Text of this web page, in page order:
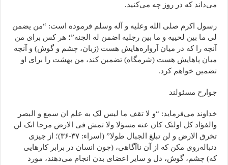
می‌داند که در روز چه می‌کنید.
رسول اکرم صلی الله وعلیه و آله وسلم فرموده است: “من یضمن
لی ما بین لحییه و ما بین رجلیه اضمن له الجنه”؛ هر کس برای من
آنچه را که در میان آرواره‌هایش هست (زبان، چشم و گوش) و آنچه
میان پاهایش هست (شرمگاه) تضمین کند، من بهشت را برای او
تضمین خواهم کرد.
جوارح مسئولند
خداوند می‌فرماید: “و لا تقف ما لیس لک به علم ان سمع و البصر
والفؤاد کل اولئک کان عنه مسؤلا ولا تمش فی الارض مرحا انک لن
تخرق الارض و لن تبلغ الجبال طولا” (اسراء: ۳۷-۳۶)؛ از چیزی
دنباله‌روی مکن که از آن ناآگاهی، (چون انسان در برابر کارهایی
که) چشم، گوش، دل و سایر اعضای بدن انجام می‌دهند، مورد